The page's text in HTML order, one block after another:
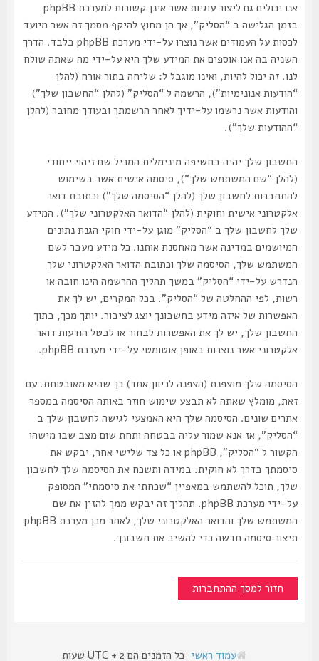
אנו יכולים גם ליצור עוגיות אשר אינן קשורות למערכת phpBB
בזמן הגלישה ב “הסליק”, אך הן מחוץ להיקף מסמך זה אשר מיועד
לכסות על העמודים אשר נוצרו על-ידי מערכת phpBB בלבד. הדרך
השניה בה אנו אוספים את המידע שלך היא על-ידי מה שאתה שולח
לנו. זה יכול להיות, ואינו מוגבל ל: שליחה בתור אורח (להלן
“הודעות אנונימיות”), הרשמה ל “הסליק” (להלן “החשבון שלך”)
והודעות אשר נרשמו על-ידיך לאחר הרשמתך ובעודך מחובר (להלן
“ההודעות שלך”).
החשבון שלך יהיה בחשיפה מינימלית המכיל שם זיהוי ייחודי
(להלן “שם המשתמש שלך”), סיסמה אישית אשר בשימוש
להתחברות לחשבון שלך (להלן “הסיסמה שלך”) וכתובת דואר
אלקטרוני אישית וחוקית (להלן “הדואר האלקטרוני שלך”). המידע
שלך לחשבון שלך ב “הסליק” מוגן על-ידי חוקי הגנת נתונים
המיושמים במדינה אשר מאחסנת אותנו. כל מידע מעבר לשם
המשתמש שלך, הסיסמה שלך וכתובת הדואר האלקטרוני שלך
הנדרש על-ידי “הסליק” במשך תהליך ההרשמה הינו חובה או
רשות, לפי ההחלטה של “הסליק”. בכל המקרים, יש לך את
האפשרות של איזה מידע בחשבונך יוצג לציבור. יותך מכך, בתוך
החשבון שלך, יש לך את האפשרות לבחור או לבטל הודעות דואר
אלקטרוני אשר נוצרות באופן אוטומטי על-ידי מערכת phpBB.
הסיסמה שלך מוצפנת (הצפנה לכיוון אחד) כך שהיא מאובטחת. עם
זאת, מומלץ שאתה לא תבצע שימוש חוזר באותה הסיסמה במספר
אתרים שונים. הסיסמה שלך היא האמצעי לגישה לחשבון שלך ב
“הסליק”, אז אנא שמור עליה בבטחה ותחת שום מצב שבו מישהו
הקשור ל “הסליק”, phpBB או כל צד שלישי אחר, יבקש את
סיסמתך בדרך לא חוקית. במידה ותשכח את הסיסמה שלך לחשבון
שלך, תוכל להשתמש במאפיין “שכחתי את סיסמתי” המסופק
על-ידי מערכת phpBB. תהליך זה יבקש ממך להזין את שם
המשתמש שלך והדואר האלקטרוני שלך, לאחר מכן מערכת phpBB
תיצור סיסמה חדשה כדי להשיב את חשבונך.
חזור למסך ההתחברות
עמוד ראשי כל הזמנים הם UTC + 2 שעות